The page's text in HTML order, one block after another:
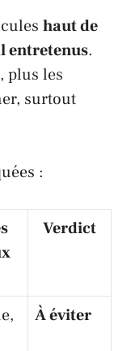
haut de
entretenus.
plus les
surtout
:
Verdict
À éviter